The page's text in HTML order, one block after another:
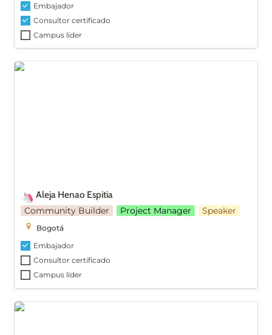
Embajador
Consultor certificado
Campus líder
Aleja Henao Espitia
🦄 Aleja Henao Espitia
Community Builder Project Manager Speaker
Bogotá
Embajador
Consultor certificado
Campus líder
Adriana Ospino